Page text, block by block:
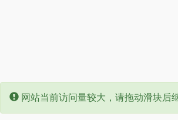
Error:
网站当前访问量较大，请拖动滑块后